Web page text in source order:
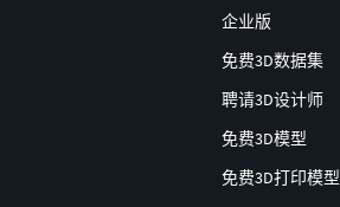
企业版
免费3D数据集
聘请3D设计师
免费3D模型
免费3D打印模型